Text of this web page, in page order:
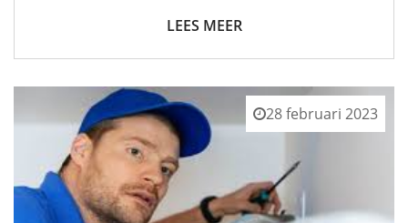
LEES MEER
28 februari 2023